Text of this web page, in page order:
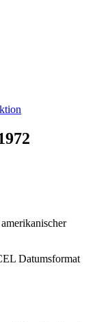
Datumsformat